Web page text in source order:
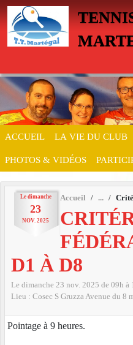
ACCUEIL LA VIE DU CLUB
PHOTOS & VIDÉOS
Le dimanche
23
NOV. 2025
Accueil
D1 À D8
Le dimanche 23 nov. 2025 de 09h à
Lieu : Cosec S Gruzza Avenue du 8
Pointage à 9 heures.
Panneau de gestion des cookies